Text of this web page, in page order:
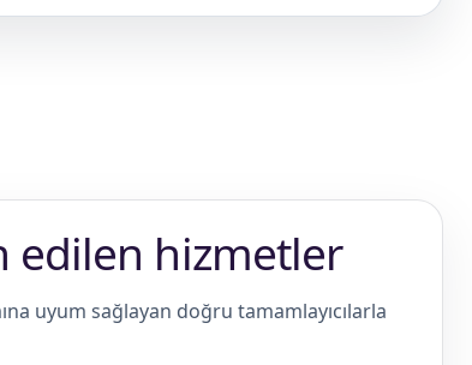
edilen hizmetler
uyum sağlayan doğru tamamlayıcılarla